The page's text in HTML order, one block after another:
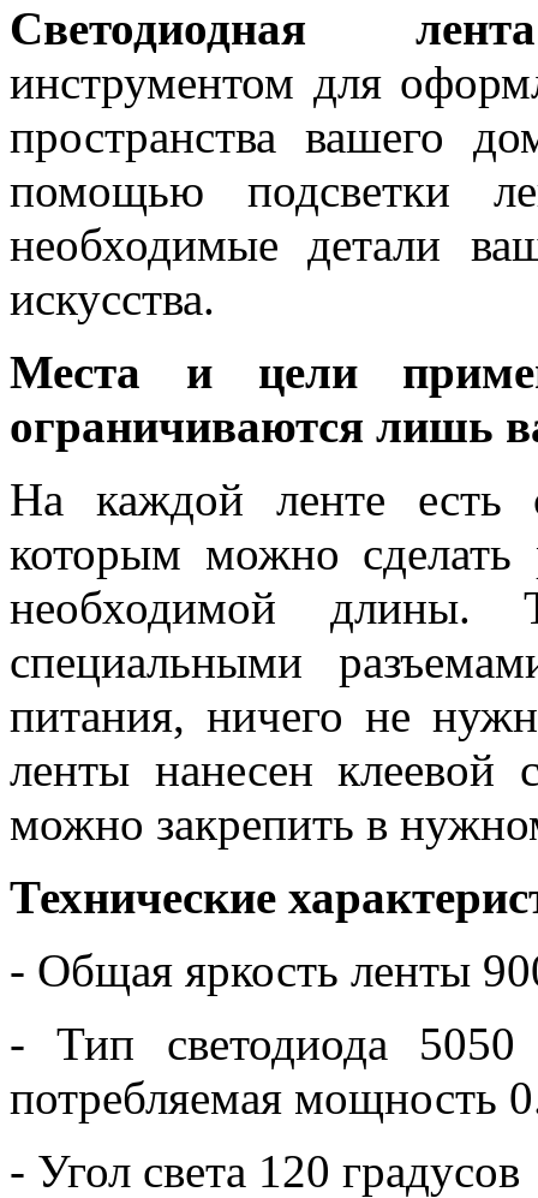
Светодиодная лента
инструментом для
пространства вашего
помощью подсветки
необходимые детали
искусства.
Места и цели
ограничиваются лишь
На каждой ленте есть
которым можно
необходимой длины.
специальными
питания, ничего не
ленты нанесен клеевой
можно закрепить в
Технические
- Общая яркость ленты
- Тип светодиода 5050
потребляемая мощность
- Угол света 120 градусов